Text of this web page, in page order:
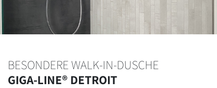
BESONDERE WALK-IN-DUSCHE
GIGA-LINE® DETROIT